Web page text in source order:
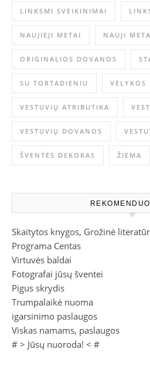
LINKSMI SVEIKINIMAI
NAUJIEJI METAI NAUJI
ORIGINALIOS DOVANOS
SU TORTADIENIU VELYKOS
VESTUVIŲ ATRIBUTIKA
VESTUVIŲ DOVANOS
ŠVENTĖS DEKORAS ŽIEMA
Skaitytos knygos, Grožinė
Programa Centas
Virtuvės baldai
Fotografai jūsų šventei
Pigus skrydis
Trumpalaikė nuoma
igarsinimo paslaugos
Viskas namams, paslaugos
# > Jūsų nuoroda! < #